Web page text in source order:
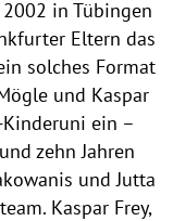
in Tübingen
Eltern das
solches Format
und Kaspar
ein –
zehn Jahren
und Jutta
Kaspar Frey,